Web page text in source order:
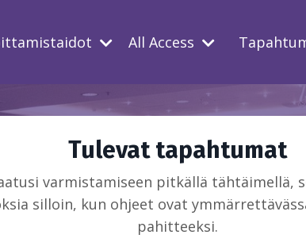
All Access
Tulevat tapahtumat
varmistamiseen pitkällä tähtäimellä,
silloin, kun ohjeet ovat
pahitteeksi.